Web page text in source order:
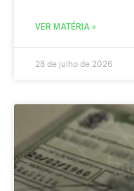
VER MATÉRIA »
28 de julho de 2026